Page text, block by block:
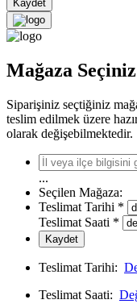
Kaydet
Mağaza Seçiniz
Siparişiniz seçtiğiniz
teslim edilmek üzere
olarak değişebilmektedir.
...
Seçilen Mağaza:
Teslimat Tarihi *
Teslimat Saati *
Kaydet
Teslimat Tarihi:
Teslimat Saati: